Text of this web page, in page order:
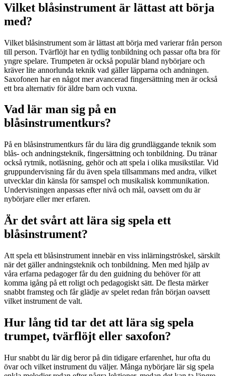
Vilket blåsinstrument är lättast att börja
med?
Vilket blåsinstrument som är lättast att börja med varierar från person
till person. Tvärflöjt har en tydlig tonbildning och passar ofta bra för
yngre spelare. Trumpeten är också populär bland nybörjare och
kräver lite annorlunda teknik vad gäller läpparna och andningen.
Saxofonen har en något mer avancerad fingersättning men är också
ett bra alternativ för äldre barn och vuxna.
Vad lär man sig på en
blåsinstrumentkurs?
På en blåsinstrumentkurs får du lära dig grundläggande teknik som
blås- och andningsteknik, fingersättning och tonbildning. Du tränar
också rytmik, notläsning, gehör och att spela i olika musikstilar. Vid
gruppundervisning får du även spela tillsammans med andra, vilket
utvecklar din känsla för samspel och musikalisk kommunikation.
Undervisningen anpassas efter nivå och mål, oavsett om du är
nybörjare eller mer erfaren.
Är det svårt att lära sig spela ett
blåsinstrument?
Att spela ett blåsinstrument innebär en viss inlärningströskel, särskilt
när det gäller andningsteknik och tonbildning. Men med hjälp av
våra erfarna pedagoger får du den guidning du behöver för att
komma igång på ett roligt och pedagogiskt sätt. De flesta märker
snabbt framsteg och får glädje av spelet redan från början oavsett
vilket instrument de valt.
Hur lång tid tar det att lära sig spela
trumpet, tvärflöjt eller saxofon?
Hur snabbt du lär dig beror på din tidigare erfarenhet, hur ofta du
övar och vilket instrument du väljer. Många nybörjare lär sig spela